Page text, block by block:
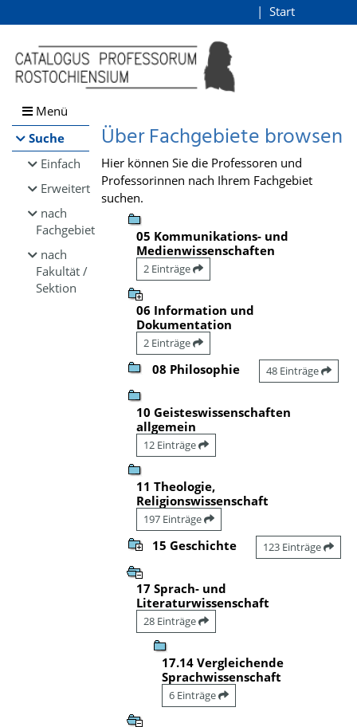
Browsen
direkt zum Inhalt
Start
Menü
Suche
Einfach
Erweitert
nach
Fachgebiet
nach
Fakultät /
Sektion
Über Fachgebiete browsen
Hier können Sie die Professoren und
Professorinnen nach Ihrem Fachgebiet
suchen.
05 Kommunikations- und
Medienwissenschaften
2 Einträge
06 Information und
Dokumentation
2 Einträge
08 Philosophie 48 Einträge
10 Geisteswissenschaften
allgemein
12 Einträge
11 Theologie,
Religionswissenschaft
197 Einträge
15 Geschichte 123 Einträge
17 Sprach- und
Literaturwissenschaft
28 Einträge
17.14 Vergleichende
Sprachwissenschaft
6 Einträge